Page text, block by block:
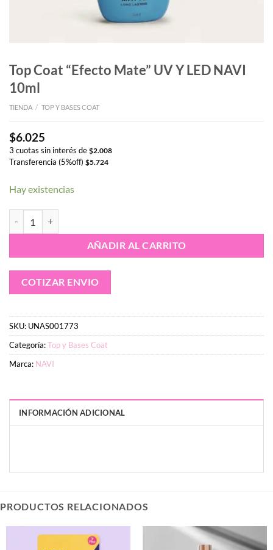
Top Coat “Efecto Mate” UV Y LED NAVI
10ml
TIENDA / TOP Y BASES COAT
$6.025
3 cuotas sin interés de $2.008
Transferencia (5%off) $5.724
Hay existencias
AÑADIR AL CARRITO
COTIZAR ENVIO
SKU: UNAS001773
Categoría:Top y Bases Coat
Marca: NAVI
INFORMACIÓN ADICIONAL
PRODUCTOS RELACIONADOS